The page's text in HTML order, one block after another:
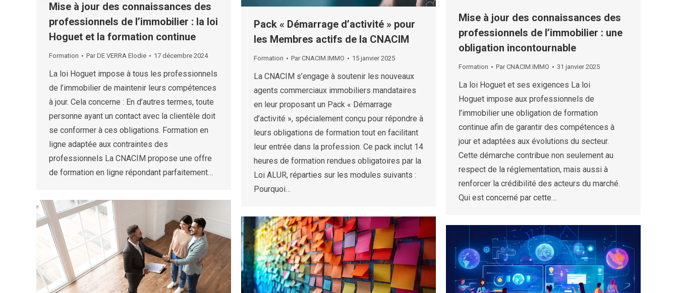
Mise à jour des connaissances des
professionnels de l’immobilier : une
obligation incontournable
Formation ParCNACIM.IMMO 31 janvier 2025
La loi Hoguet et ses exigences La loi
Hoguet impose aux professionnels de
l’immobilier une obligation de formation
continue afin de garantir des compétences à
jour et adaptées aux évolutions du secteur.
Cette démarche contribue non seulement au
respect de la réglementation, mais aussi à
renforcer la crédibilité des acteurs du marché.
Qui est concerné par cette…
Pack « Démarrage d’activité » pour
les Membres actifs de la CNACIM
Formation ParCNACIM.IMMO 15 janvier 2025
La CNACIM s’engage à soutenir les nouveaux
agents commerciaux immobiliers mandataires
en leur proposant un Pack « Démarrage
d’activité », spécialement conçu pour répondre à
leurs obligations de formation tout en facilitant
leur entrée dans la profession. Ce pack inclut 14
heures de formation rendues obligatoires par la
Loi ALUR, réparties sur les modules suivants :
Pourquoi…
Mise à jour des connaissances des
professionnels de l’immobilier : la loi
Hoguet et la formation continue
Formation ParDE VERRA Elodie 17 décembre 2024
La loi Hoguet impose à tous les professionnels
de l’immobilier de maintenir leurs compétences
à jour. Cela concerne : En d’autres termes, toute
personne ayant un contact avec la clientèle doit
se conformer à ces obligations. Formation en
ligne adaptée aux contraintes des
professionnels La CNACIM propose une offre
de formation en ligne répondant parfaitement…